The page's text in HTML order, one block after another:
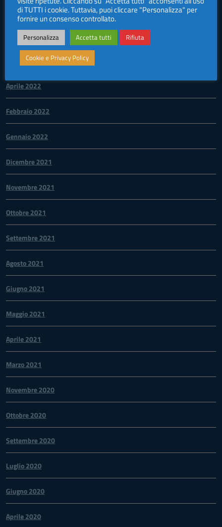
Febbraio 2024
Giugno 2023
Giugno 2022
Aprile 2022
Febbraio 2022
Gennaio 2022
Dicembre 2021
Novembre 2021
Ottobre 2021
Settembre 2021
Agosto 2021
Giugno 2021
Maggio 2021
Aprile 2021
Marzo 2021
Novembre 2020
Ottobre 2020
Settembre 2020
Luglio 2020
Giugno 2020
Aprile 2020
di TUTTI i cookie. Tuttavia, puoi cliccare "Personalizza" per
fornire un consenso controllato.
Personalizza Accetta tutti Rifiuta
Cookie e Privacy Policy